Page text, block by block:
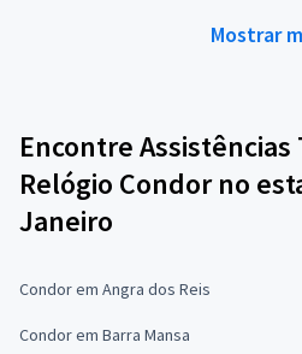
Mostrar
Encontre Assistências
Relógio Condor no
Janeiro
Condor em Angra dos Reis
Condor em Barra Mansa